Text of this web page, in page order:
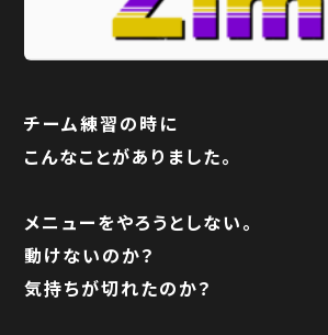
チーム練習の時に
こんなことがありました。
メニューをやろうとしない。
動けないのか？
気持ちが切れたのか？